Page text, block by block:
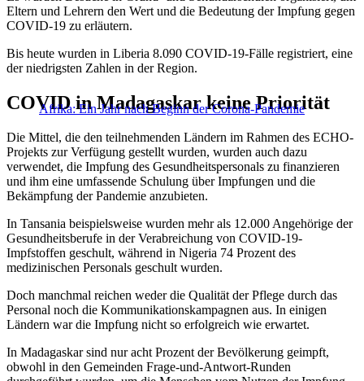
Eltern und Lehrern den Wert und die Bedeutung der Impfung gegen
COVID-19 zu erläutern.
Bis heute wurden in Liberia 8.090 COVID-19-Fälle registriert, eine
der niedrigsten Zahlen in der Region.
Afrika: Ein Jahr nach Beginn der Corona-Pandemie
COVID in Madagaskar keine Priorität
Die Mittel, die den teilnehmenden Ländern im Rahmen des ECHO-
Projekts zur Verfügung gestellt wurden, wurden auch dazu
verwendet, die Impfung des Gesundheitspersonals zu finanzieren
und ihm eine umfassende Schulung über Impfungen und die
Bekämpfung der Pandemie anzubieten.
In Tansania beispielsweise wurden mehr als 12.000 Angehörige der
Gesundheitsberufe in der Verabreichung von COVID-19-
Impfstoffen geschult, während in Nigeria 74 Prozent des
medizinischen Personals geschult wurden.
Doch manchmal reichen weder die Qualität der Pflege durch das
Personal noch die Kommunikationskampagnen aus. In einigen
Ländern war die Impfung nicht so erfolgreich wie erwartet.
In Madagaskar sind nur acht Prozent der Bevölkerung geimpft,
obwohl in den Gemeinden Frage-und-Antwort-Runden